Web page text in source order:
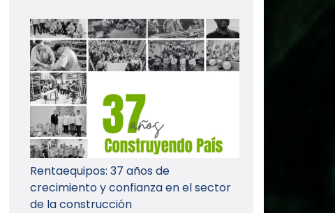
Rentaequipos: 37 años de
crecimiento y confianza en el sector
de la construcción